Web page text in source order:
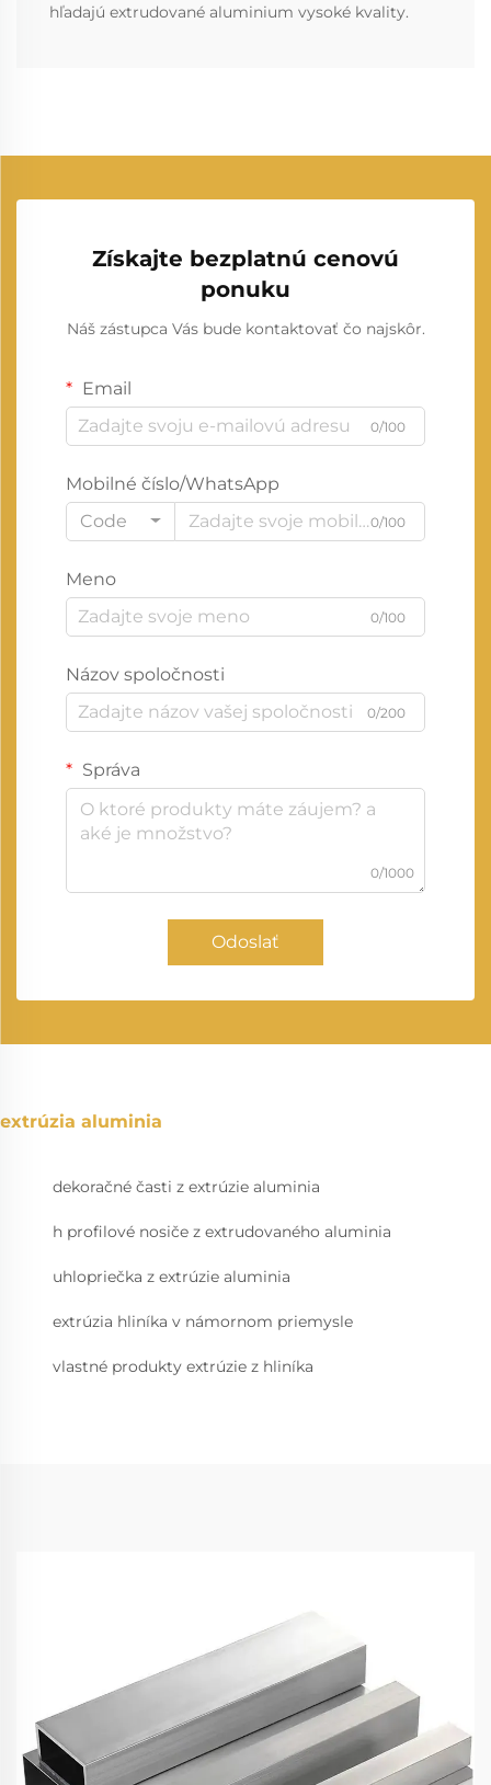
hľadajú extrudované aluminium vysoké kvality.
Získajte bezplatnú cenovú
ponuku
Náš zástupca Vás bude kontaktovať čo najskôr.
Email
0/100
Mobilné číslo/WhatsApp
Code
0/100
Meno
0/100
Názov spoločnosti
0/200
Správa
0/1000
Odoslať
extrúzia aluminia
dekoračné časti z extrúzie aluminia
h profilové nosiče z extrudovaného aluminia
uhlopriečka z extrúzie aluminia
extrúzia hliníka v námornom priemysle
vlastné produkty extrúzie z hliníka